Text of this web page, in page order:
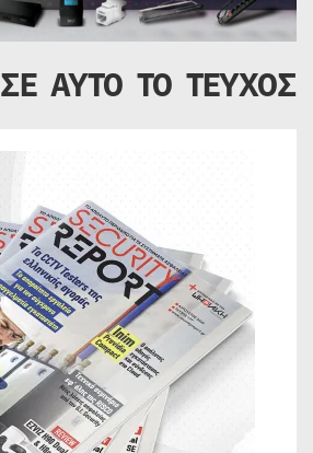
ΣΕ ΑΥΤΟ ΤΟ ΤΕΥΧΟΣ